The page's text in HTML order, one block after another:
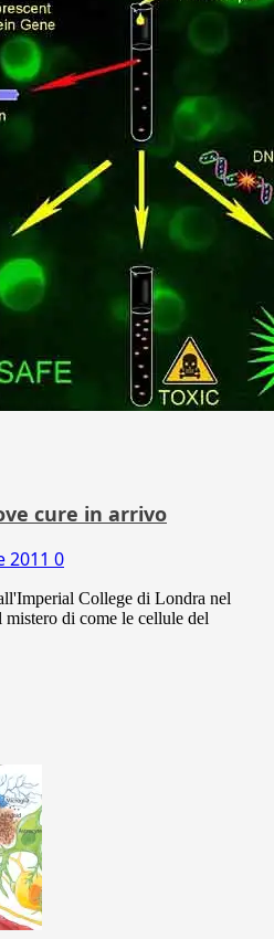
cure in arrivo
2011 0
College di Londra nel
di come le cellule del